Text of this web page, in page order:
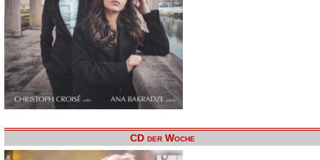
CD der Woche